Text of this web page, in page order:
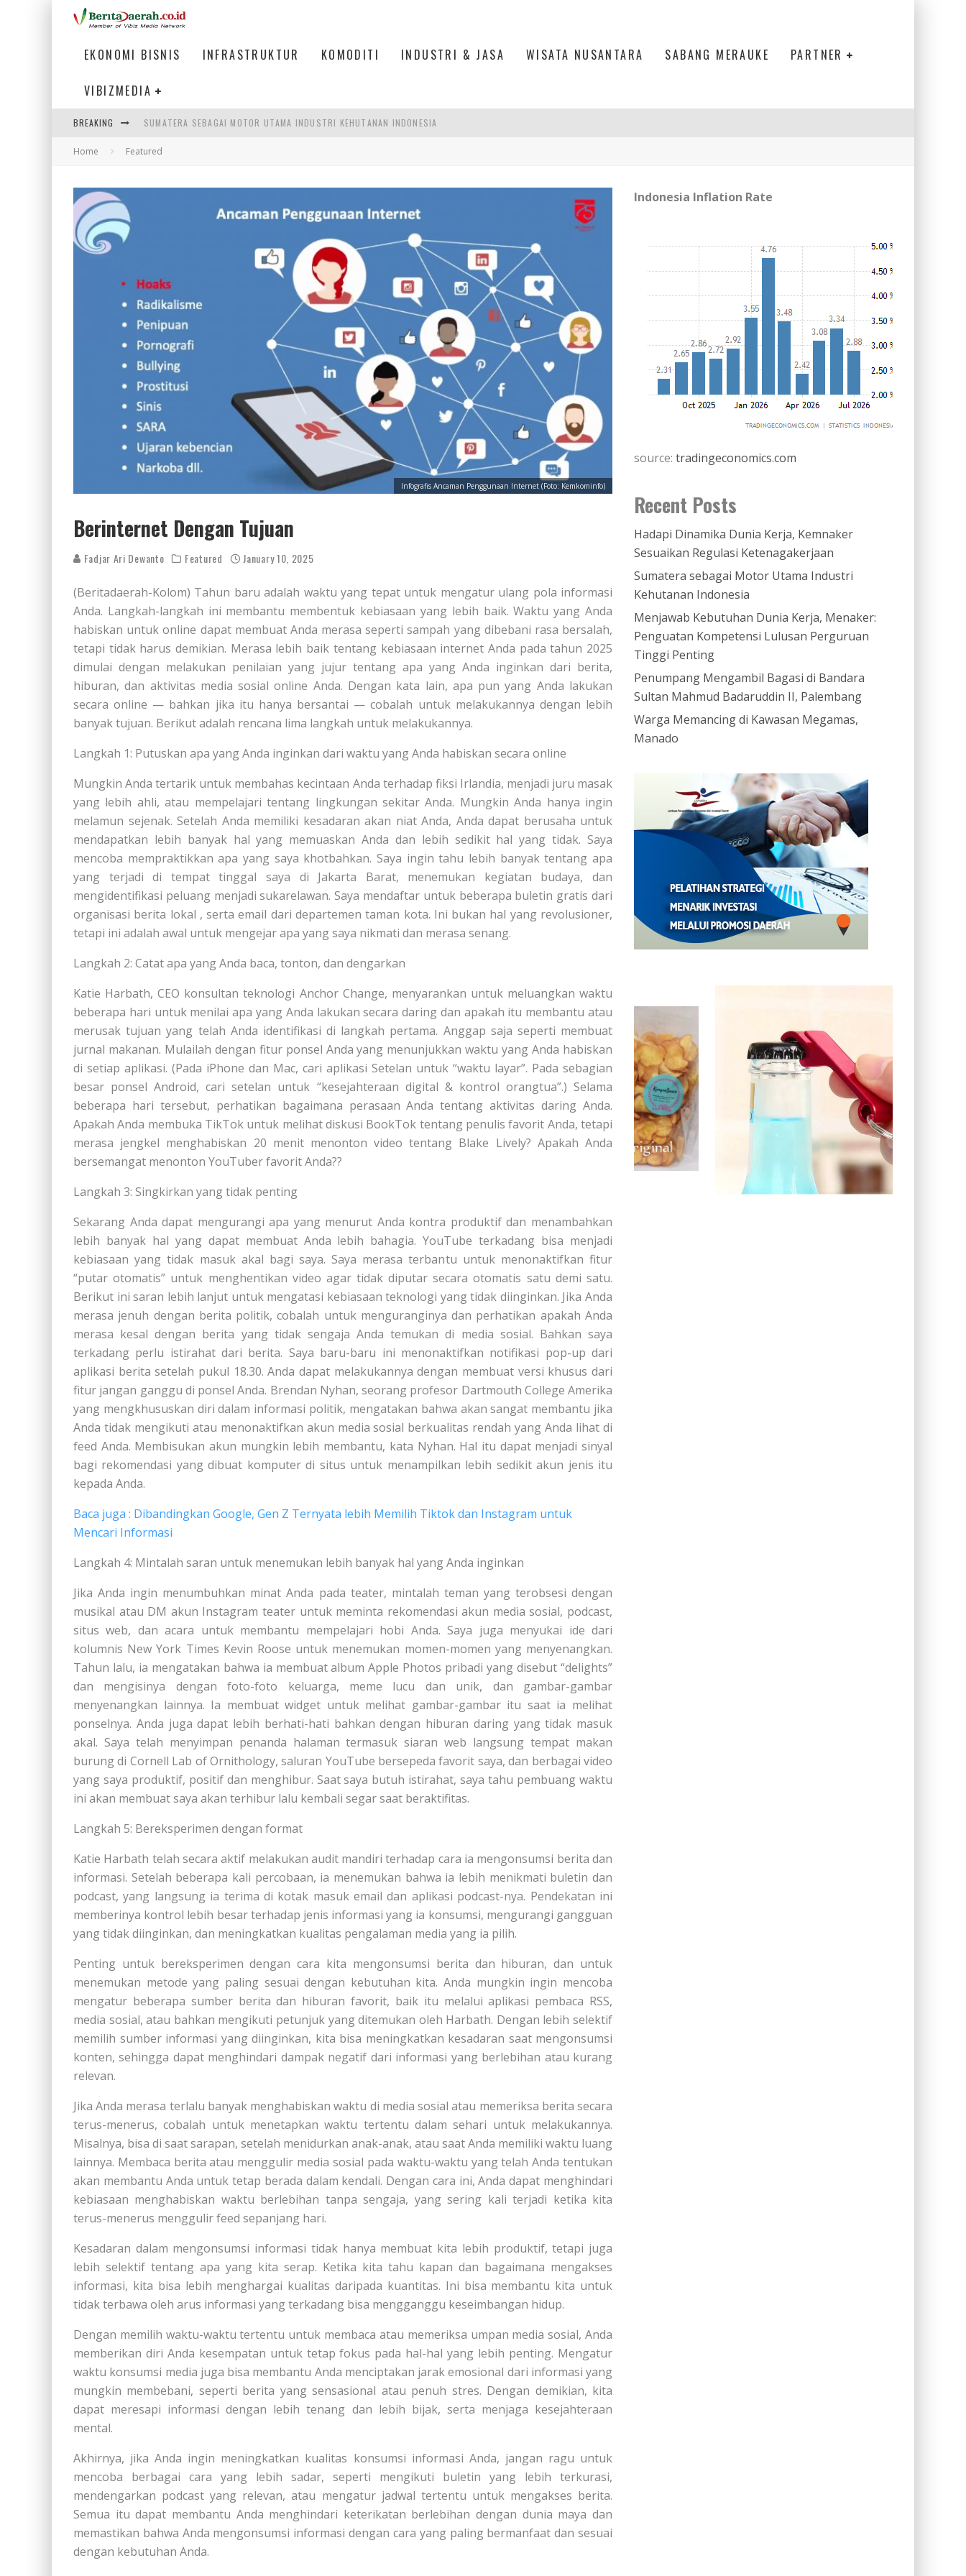
EKONOMI BISNIS INFRASTRUKTUR KOMODITI INDUSTRI & JASA WISATA NUSANTARA SABANG MERAUKE PARTNER
VIBIZMEDIA
BREAKING MENJAWAB KEBUTUHAN DUNIA KERJA, MENAKER: PENGUATAN KOMPETENSI LULUSAN PERGURUAN TINGGI PENTING
PENUMPANG MENGAMBIL BAGASI DI BANDARA SULTAN MAHMUD BADARUDDIN II, PALEMBANG
SUMATERA SEBAGAI MOTOR UTAMA INDUSTRI KEHUTANAN INDONESIA
Home Featured
Infografis Ancaman Penggunaan Internet (Foto: Kemkominfo)
Berinternet Dengan Tujuan
Fadjar Ari Dewanto Featured January 10, 2025
(Beritadaerah-Kolom) Tahun baru adalah waktu yang tepat untuk mengatur ulang pola informasi
Anda. Langkah-langkah ini membantu membentuk kebiasaan yang lebih baik. Waktu yang Anda
habiskan untuk online dapat membuat Anda merasa seperti sampah yang dibebani rasa bersalah,
tetapi tidak harus demikian. Merasa lebih baik tentang kebiasaan internet Anda pada tahun 2025
dimulai dengan melakukan penilaian yang jujur ​​tentang apa yang Anda inginkan dari berita,
hiburan, dan aktivitas media sosial online Anda. Dengan kata lain, apa pun yang Anda lakukan
secara online — bahkan jika itu hanya bersantai — cobalah untuk melakukannya dengan lebih
banyak tujuan. Berikut adalah rencana lima langkah untuk melakukannya.
Langkah 1: Putuskan apa yang Anda inginkan dari waktu yang Anda habiskan secara online
Mungkin Anda tertarik untuk membahas kecintaan Anda terhadap fiksi Irlandia, menjadi juru masak
yang lebih ahli, atau mempelajari tentang lingkungan sekitar Anda. Mungkin Anda hanya ingin
melamun sejenak. Setelah Anda memiliki kesadaran akan niat Anda, Anda dapat berusaha untuk
mendapatkan lebih banyak hal yang memuaskan Anda dan lebih sedikit hal yang tidak. Saya
mencoba mempraktikkan apa yang saya khotbahkan. Saya ingin tahu lebih banyak tentang apa
yang terjadi di tempat tinggal saya di Jakarta Barat, menemukan kegiatan budaya, dan
mengidentifikasi peluang menjadi sukarelawan. Saya mendaftar untuk beberapa buletin gratis dari
organisasi berita lokal , serta email dari departemen taman kota. Ini bukan hal yang revolusioner,
tetapi ini adalah awal untuk mengejar apa yang saya nikmati dan merasa senang.
Langkah 2: Catat apa yang Anda baca, tonton, dan dengarkan
Katie Harbath, CEO konsultan teknologi Anchor Change, menyarankan untuk meluangkan waktu
beberapa hari untuk menilai apa yang Anda lakukan secara daring dan apakah itu membantu atau
merusak tujuan yang telah Anda identifikasi di langkah pertama. Anggap saja seperti membuat
jurnal makanan. Mulailah dengan fitur ponsel Anda yang menunjukkan waktu yang Anda habiskan
di setiap aplikasi. (Pada iPhone dan Mac, cari aplikasi Setelan untuk “waktu layar”. Pada sebagian
besar ponsel Android, cari setelan untuk “kesejahteraan digital & kontrol orangtua”.) Selama
beberapa hari tersebut, perhatikan bagaimana perasaan Anda tentang aktivitas daring Anda.
Apakah Anda membuka TikTok untuk melihat diskusi BookTok tentang penulis favorit Anda, tetapi
merasa jengkel menghabiskan 20 menit menonton video tentang Blake Lively? Apakah Anda
bersemangat menonton YouTuber favorit Anda??
Langkah 3: Singkirkan yang tidak penting
Sekarang Anda dapat mengurangi apa yang menurut Anda kontra produktif dan menambahkan
lebih banyak hal yang dapat membuat Anda lebih bahagia. YouTube terkadang bisa menjadi
kebiasaan yang tidak masuk akal bagi saya. Saya merasa terbantu untuk menonaktifkan fitur
“putar otomatis” untuk menghentikan video agar tidak diputar secara otomatis satu demi satu.
Berikut ini saran lebih lanjut untuk mengatasi kebiasaan teknologi yang tidak diinginkan. Jika Anda
merasa jenuh dengan berita politik, cobalah untuk menguranginya dan perhatikan apakah Anda
merasa kesal dengan berita yang tidak sengaja Anda temukan di media sosial. Bahkan saya
terkadang perlu istirahat dari berita. Saya baru-baru ini menonaktifkan notifikasi pop-up dari
aplikasi berita setelah pukul 18.30. Anda dapat melakukannya dengan membuat versi khusus dari
fitur jangan ganggu di ponsel Anda. Brendan Nyhan, seorang profesor Dartmouth College Amerika
yang mengkhususkan diri dalam informasi politik, mengatakan bahwa akan sangat membantu jika
Anda tidak mengikuti atau menonaktifkan akun media sosial berkualitas rendah yang Anda lihat di
feed Anda. Membisukan akun mungkin lebih membantu, kata Nyhan. Hal itu dapat menjadi sinyal
bagi rekomendasi yang dibuat komputer di situs untuk menampilkan lebih sedikit akun jenis itu
kepada Anda.
Baca juga : Dibandingkan Google, Gen Z Ternyata lebih Memilih Tiktok dan Instagram untuk
Mencari Informasi
Langkah 4: Mintalah saran untuk menemukan lebih banyak hal yang Anda inginkan
Jika Anda ingin menumbuhkan minat Anda pada teater, mintalah teman yang terobsesi dengan
musikal atau DM akun Instagram teater untuk meminta rekomendasi akun media sosial, podcast,
situs web, dan acara untuk membantu mempelajari hobi Anda. Saya juga menyukai ide dari
kolumnis New York Times Kevin Roose untuk menemukan momen-momen yang menyenangkan.
Tahun lalu, ia mengatakan bahwa ia membuat album Apple Photos pribadi yang disebut “delights”
dan mengisinya dengan foto-foto keluarga, meme lucu dan unik, dan gambar-gambar
menyenangkan lainnya. Ia membuat widget untuk melihat gambar-gambar itu saat ia melihat
ponselnya. Anda juga dapat lebih berhati-hati bahkan dengan hiburan daring yang tidak masuk
akal. Saya telah menyimpan penanda halaman termasuk siaran web langsung tempat makan
burung di Cornell Lab of Ornithology, saluran YouTube bersepeda favorit saya, dan berbagai video
yang saya produktif, positif dan menghibur. Saat saya butuh istirahat, saya tahu pembuang waktu
ini akan membuat saya akan terhibur lalu kembali segar saat beraktifitas.
Langkah 5: Bereksperimen dengan format
Katie Harbath telah secara aktif melakukan audit mandiri terhadap cara ia mengonsumsi berita dan
informasi. Setelah beberapa kali percobaan, ia menemukan bahwa ia lebih menikmati buletin dan
podcast, yang langsung ia terima di kotak masuk email dan aplikasi podcast-nya. Pendekatan ini
memberinya kontrol lebih besar terhadap jenis informasi yang ia konsumsi, mengurangi gangguan
yang tidak diinginkan, dan meningkatkan kualitas pengalaman media yang ia pilih.
Penting untuk bereksperimen dengan cara kita mengonsumsi berita dan hiburan, dan untuk
menemukan metode yang paling sesuai dengan kebutuhan kita. Anda mungkin ingin mencoba
mengatur beberapa sumber berita dan hiburan favorit, baik itu melalui aplikasi pembaca RSS,
media sosial, atau bahkan mengikuti petunjuk yang ditemukan oleh Harbath. Dengan lebih selektif
memilih sumber informasi yang diinginkan, kita bisa meningkatkan kesadaran saat mengonsumsi
konten, sehingga dapat menghindari dampak negatif dari informasi yang berlebihan atau kurang
relevan.
Jika Anda merasa terlalu banyak menghabiskan waktu di media sosial atau memeriksa berita secara
terus-menerus, cobalah untuk menetapkan waktu tertentu dalam sehari untuk melakukannya.
Misalnya, bisa di saat sarapan, setelah menidurkan anak-anak, atau saat Anda memiliki waktu luang
lainnya. Membaca berita atau menggulir media sosial pada waktu-waktu yang telah Anda tentukan
akan membantu Anda untuk tetap berada dalam kendali. Dengan cara ini, Anda dapat menghindari
kebiasaan menghabiskan waktu berlebihan tanpa sengaja, yang sering kali terjadi ketika kita
terus-menerus menggulir feed sepanjang hari.
Kesadaran dalam mengonsumsi informasi tidak hanya membuat kita lebih produktif, tetapi juga
lebih selektif tentang apa yang kita serap. Ketika kita tahu kapan dan bagaimana mengakses
informasi, kita bisa lebih menghargai kualitas daripada kuantitas. Ini bisa membantu kita untuk
tidak terbawa oleh arus informasi yang terkadang bisa mengganggu keseimbangan hidup.
Dengan memilih waktu-waktu tertentu untuk membaca atau memeriksa umpan media sosial, Anda
memberikan diri Anda kesempatan untuk tetap fokus pada hal-hal yang lebih penting. Mengatur
waktu konsumsi media juga bisa membantu Anda menciptakan jarak emosional dari informasi yang
mungkin membebani, seperti berita yang sensasional atau penuh stres. Dengan demikian, kita
dapat meresapi informasi dengan lebih tenang dan lebih bijak, serta menjaga kesejahteraan
mental.
Akhirnya, jika Anda ingin meningkatkan kualitas konsumsi informasi Anda, jangan ragu untuk
mencoba berbagai cara yang lebih sadar, seperti mengikuti buletin yang lebih terkurasi,
mendengarkan podcast yang relevan, atau mengatur jadwal tertentu untuk mengakses berita.
Semua itu dapat membantu Anda menghindari keterikatan berlebihan dengan dunia maya dan
memastikan bahwa Anda mengonsumsi informasi dengan cara yang paling bermanfaat dan sesuai
dengan kebutuhan Anda.
Indonesia Inflation Rate
source: tradingeconomics.com
Recent Posts
Hadapi Dinamika Dunia Kerja, Kemnaker
Sesuaikan Regulasi Ketenagakerjaan
Sumatera sebagai Motor Utama Industri
Kehutanan Indonesia
Menjawab Kebutuhan Dunia Kerja, Menaker:
Penguatan Kompetensi Lulusan Perguruan
Tinggi Penting
Penumpang Mengambil Bagasi di Bandara
Sultan Mahmud Badaruddin II, Palembang
Warga Memancing di Kawasan Megamas,
Manado